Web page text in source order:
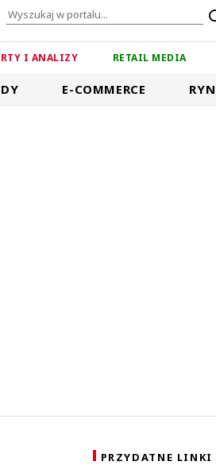
I ANALIZY RETAIL MEDIA
E-COMMERCE
PRZYDATNE LINKI